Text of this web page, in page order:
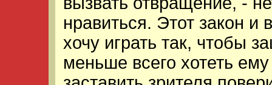
нравиться. Этот закон и
хочу играть так, чтобы
меньше всего хотеть